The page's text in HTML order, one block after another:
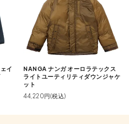
イ
NANGA ナンガ オーロラテックス
ライトユーティリティダウンジャケ
ット
44,220円(税込)